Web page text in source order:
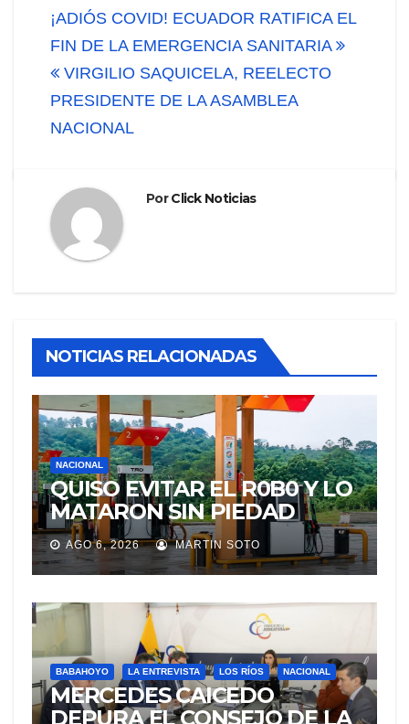
Navegación
de
entradas
¡ADIÓS COVID! ECUADOR RATIFICA EL
FIN DE LA EMERGENCIA SANITARIA
VIRGILIO SAQUICELA, REELECTO
PRESIDENTE DE LA ASAMBLEA
NACIONAL
PorClick Noticias
NOTICIAS RELACIONADAS
NACIONAL
QUISO EVITAR EL R0B0 Y LO
MATARON SIN PIEDAD
AGO 6, 2026 MARTIN SOTO
BABAHOYO LA ENTREVISTA LOS RÍOS NACIONAL
MERCEDES CAICEDO
DEPURA EL CONSEJO DE LA